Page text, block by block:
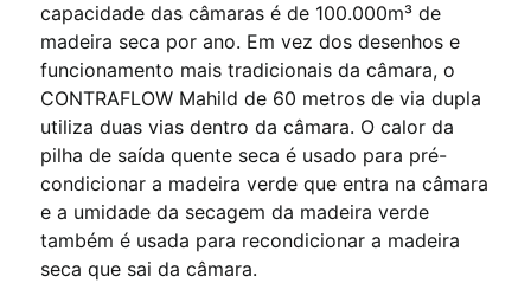
capacidade das câmaras é de 100.000m³ de
madeira seca por ano. Em vez dos desenhos e
funcionamento mais tradicionais da câmara, o
CONTRAFLOW Mahild de 60 metros de via dupla
utiliza duas vias dentro da câmara. O calor da
pilha de saída quente seca é usado para pré-
condicionar a madeira verde que entra na câmara
e a umidade da secagem da madeira verde
também é usada para recondicionar a madeira
seca que sai da câmara.